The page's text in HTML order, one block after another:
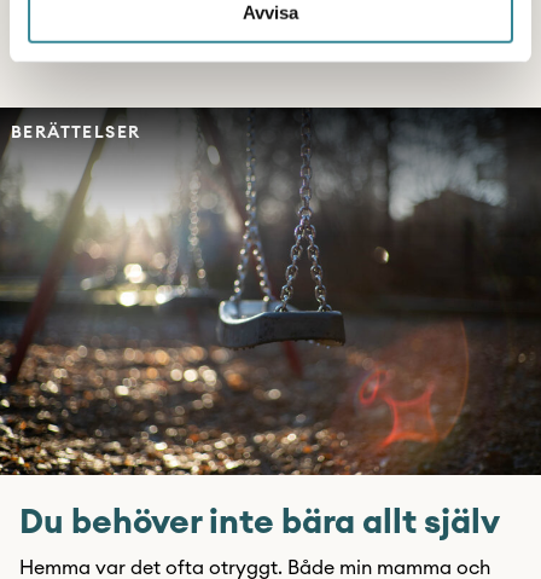
Avvisa
VÅRA STÖD OCH AKTIVITETER
BERÄTTELSER
Du behöver inte bära allt själv
Hemma var det ofta otryggt. Både min mamma och